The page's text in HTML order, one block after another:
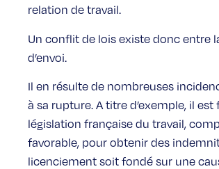
relation de travail.
Un conflit de lois existe donc entre
d’envoi.
Il en résulte de nombreuses
à sa rupture. A titre d’exemple, il
législation française du travail,
favorable, pour obtenir des
licenciement soit fondé sur une